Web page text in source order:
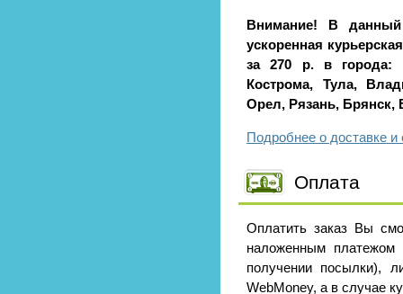
Внимание! В данный
ускоренная
за 270 р. в города:
Кострома, Тула,
Орел, Рязань, Брянск,
Подробнее о доставке и
Оплата
Оплатить заказ Вы
наложенным платежом
получении посылки),
WebMoney, а в случае